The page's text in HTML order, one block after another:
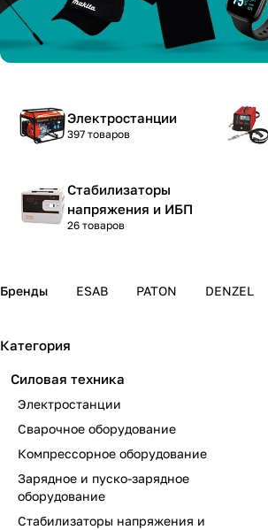
Электростанции
397 товаров
Стабилизаторы
напряжения и ИБП
26 товаров
Бренды ESAB PATON DENZEL
Категория
Силовая техника
Электростанции
Сварочное оборудование
Компрессорное оборудование
Зарядное и пуско-зарядное
оборудование
Стабилизаторы напряжения и